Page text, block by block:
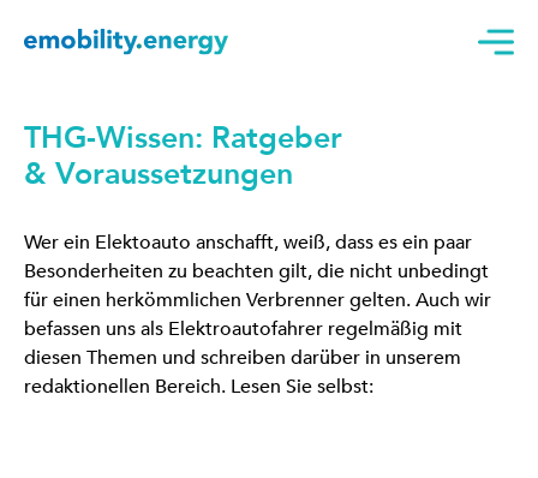
THG-Wissen: Ratgeber
& Voraussetzungen
Wer ein Elektoauto anschafft, weiß, dass es ein paar
Besonderheiten zu beachten gilt, die nicht unbedingt
für einen herkömmlichen Verbrenner gelten. Auch wir
befassen uns als Elektroautofahrer regelmäßig mit
diesen Themen und schreiben darüber in unserem
redaktionellen Bereich. Lesen Sie selbst: